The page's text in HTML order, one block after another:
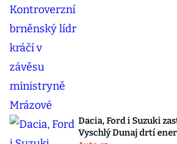
Dacia, Ford i Suzuki
Vyschlý Dunaj drtí